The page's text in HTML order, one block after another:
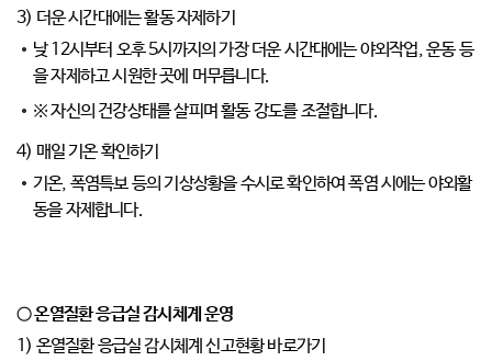
3) 더운 시간대에는 활동 자제하기
낮 12시부터 오후 5시까지의 가장 더운 시간대에는 야외작업, 운동 등
을 자제하고 시원한 곳에 머무릅니다.
※ 자신의 건강상태를 살피며 활동 강도를 조절합니다.
4) 매일 기온 확인하기
기온, 폭염특보 등의 기상상황을 수시로 확인하여 폭염 시에는 야외활
동을 자제합니다.
○ 온열질환 응급실 감시체계 운영
1) 온열질환 응급실 감시체계 신고현황 바로가기